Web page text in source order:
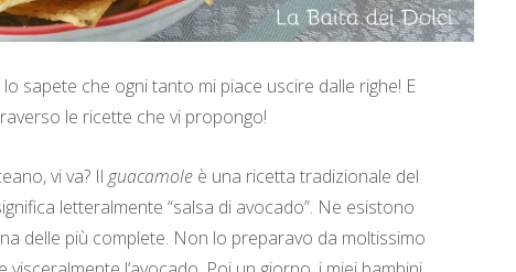
sapete che ogni tanto mi piace uscire dalle righe! E
le ricette che vi propongo!
vi va? Il guacamole è una ricetta tradizionale del
letteralmente “salsa di avocado”. Ne esistono
delle più complete. Non lo preparavo da moltissimo